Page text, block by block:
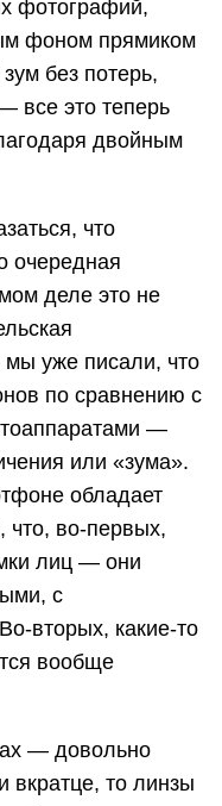
фотографий,
фоном прямиком
без потерь,
все это теперь
двойным
что
очередная
деле это не
уже писали, что
по сравнению с
—
или «зума».
обладает
что, во-первых,
лиц — они
с
вторых, какие-то
вообще
— довольно
вкратце, то линзы